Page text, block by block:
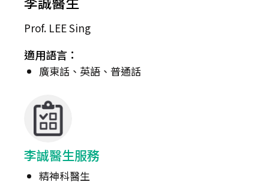
Prof. LEE Sing
適用語言：
廣東話、英語、普通話
李誠醫生服務
精神科醫生